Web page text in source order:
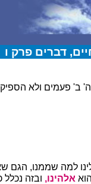
דברים פרק ו
ב' פעמים ולא
למה שממנו, הגם
הוא אלהינו, ובזה